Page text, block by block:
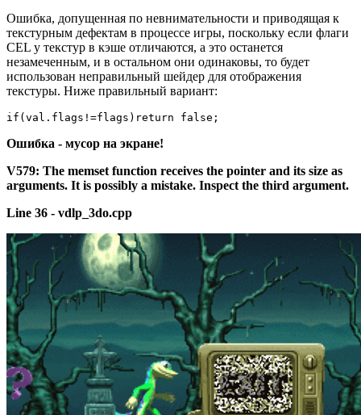
Ошибка, допущенная по невнимательности и приводящая к
текстурным дефектам в процессе игры, поскольку если флаги
CEL у текстур в кэше отличаются, а это останется
незамеченным, и в остальном они одинаковы, то будет
использован неправильный шейдер для отображения
текстуры. Ниже правильный вариант:
if(val.flags!=flags)return false;
Ошибка - мусор на экране!
V579: The memset function receives the pointer and its size as
arguments. It is possibly a mistake. Inspect the third argument.
Line 36 - vdlp_3do.cpp